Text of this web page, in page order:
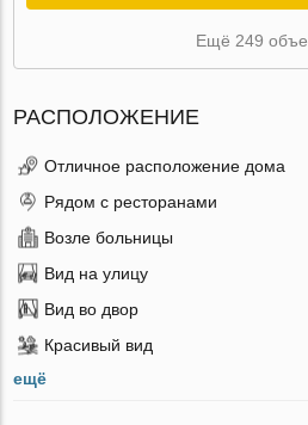
Ещё 249
РАСПОЛОЖЕНИЕ
Отличное расположение дома
Рядом с ресторанами
Возле больницы
Вид на улицу
Вид во двор
Красивый вид
ещё